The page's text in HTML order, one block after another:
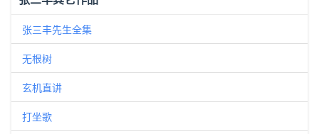
张三丰先生全集
无根树
玄机直讲
打坐歌